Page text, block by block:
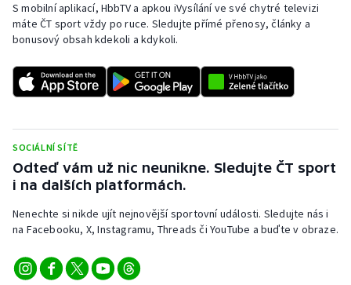
Short track
Sportovní střelba
Stolní tenis
Veslování
Volejbal
Ostatní
S mobilní aplikací, HbbTV a apkou iVysílání ve své chytré televizi
máte ČT sport vždy po ruce. Sledujte přímé přenosy, články a
bonusový obsah kdekoli a kdykoli.
SOCIÁLNÍ SÍTĚ
Odteď vám už nic neunikne. Sledujte ČT sport
i na dalších platformách.
Nenechte si nikde ujít nejnovější sportovní události. Sledujte nás i
na Facebooku, X, Instagramu, Threads či YouTube a buďte v obraze.